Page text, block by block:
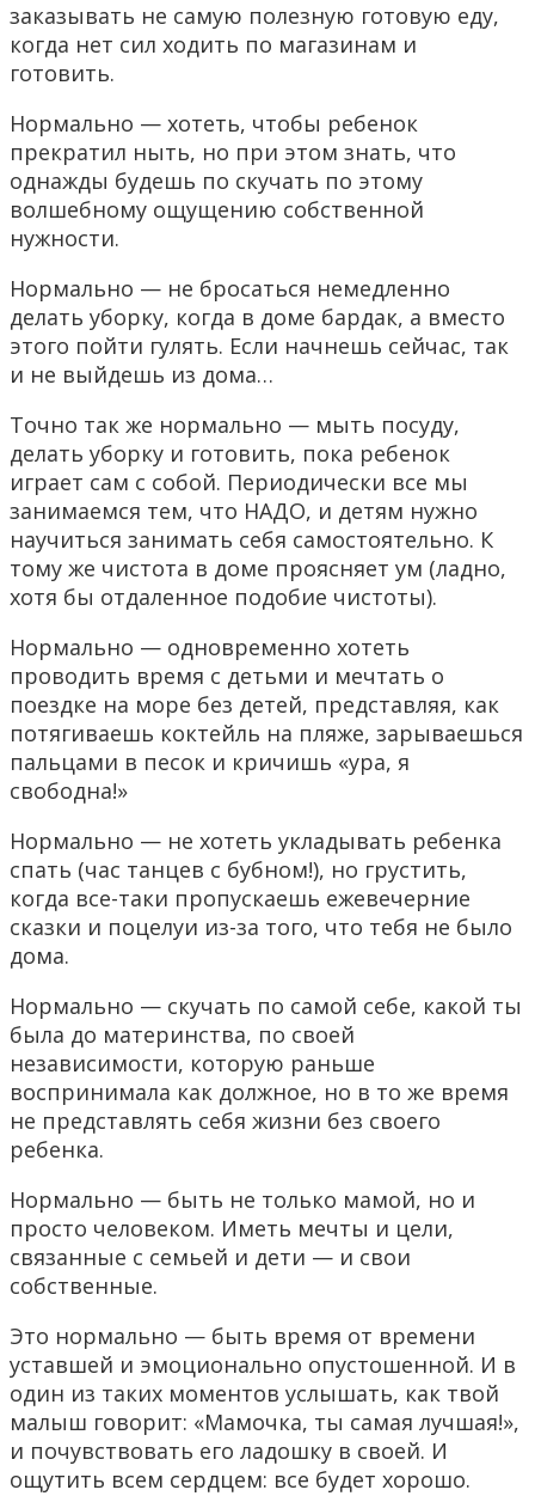
заказывать не самую полезную готовую еду,
когда нет сил ходить по магазинам и
готовить.
Нормально — хотеть, чтобы ребенок
прекратил ныть, но при этом знать, что
однажды будешь по скучать по этому
волшебному ощущению собственной
нужности.
Нормально — не бросаться немедленно
делать уборку, когда в доме бардак, а вместо
этого пойти гулять. Если начнешь сейчас, так
и не выйдешь из дома…
Точно так же нормально — мыть посуду,
делать уборку и готовить, пока ребенок
играет сам с собой. Периодически все мы
занимаемся тем, что НАДО, и детям нужно
научиться занимать себя самостоятельно. К
тому же чистота в доме проясняет ум (ладно,
хотя бы отдаленное подобие чистоты).
Нормально — одновременно хотеть
проводить время с детьми и мечтать о
поездке на море без детей, представляя, как
потягиваешь коктейль на пляже, зарываешься
пальцами в песок и кричишь «ура, я
свободна!»
Нормально — не хотеть укладывать ребенка
спать (час танцев с бубном!), но грустить,
когда все-таки пропускаешь ежевечерние
сказки и поцелуи из-за того, что тебя не было
дома.
Нормально — скучать по самой себе, какой ты
была до материнства, по своей
независимости, которую раньше
воспринимала как должное, но в то же время
не представлять себя жизни без своего
ребенка.
Нормально — быть не только мамой, но и
просто человеком. Иметь мечты и цели,
связанные с семьей и дети — и свои
собственные.
Это нормально — быть время от времени
уставшей и эмоционально опустошенной. И в
один из таких моментов услышать, как твой
малыш говорит: «Мамочка, ты самая лучшая!»,
и почувствовать его ладошку в своей. И
ощутить всем сердцем: все будет хорошо.